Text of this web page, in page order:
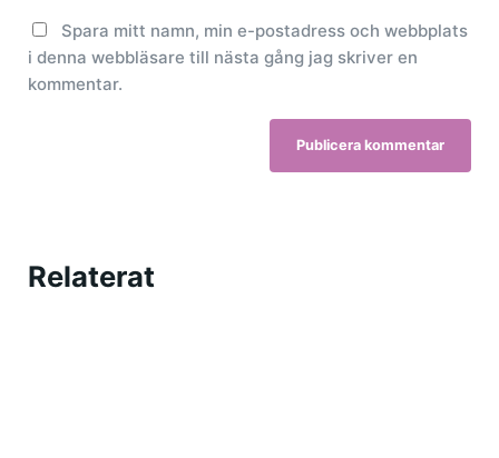
Spara mitt namn, min e-postadress och webbplats
i denna webbläsare till nästa gång jag skriver en
kommentar.
Relaterat